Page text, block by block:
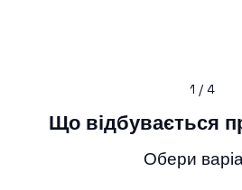
1 / 4
Що відбувається
Обери